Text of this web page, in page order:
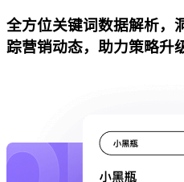
全方位关键词数据解析，
踪营销动态，助力策略升